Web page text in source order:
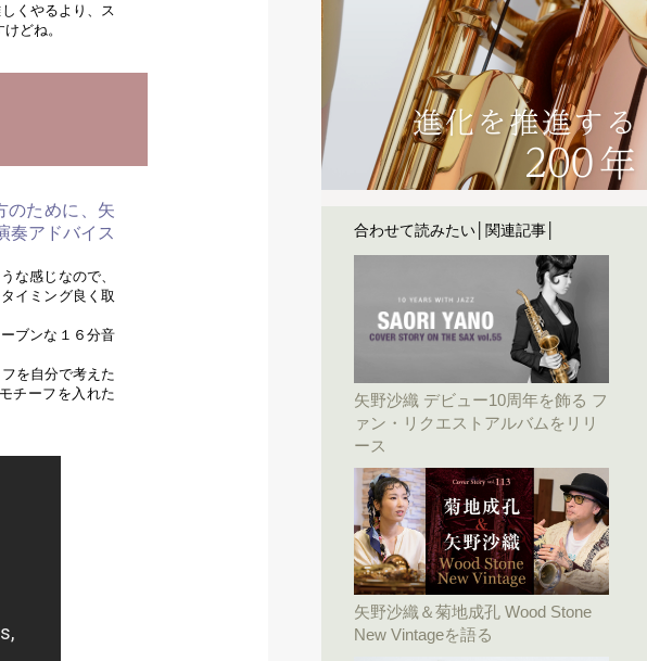
くやるより、ス
どね。
のために、矢
奏アドバイス
な感じなので、
イミング良く取
ブンな１６分音
を自分で考えた
チーフを入れた
合わせて読みたい│関連記事│
矢野沙織 デビュー10周年を飾る フ
ァン・リクエストアルバムをリリ
ース
矢野沙織＆菊地成孔 Wood Stone
New Vintageを語る